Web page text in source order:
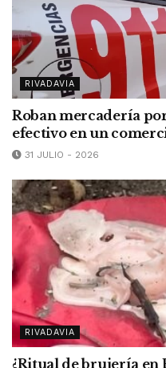
RIVADAVIA
Roban mercadería
efectivo en un
31 JULIO - 2026
RIVADAVIA
¿Ritual de brujería en